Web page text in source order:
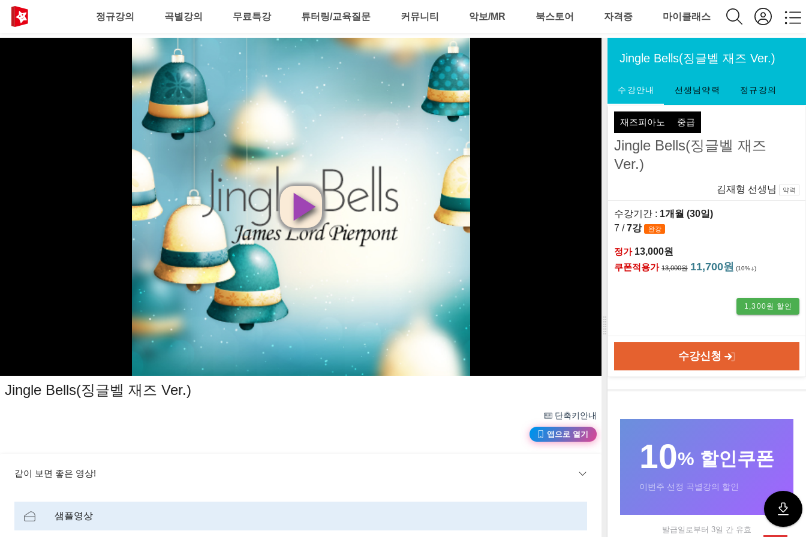
정규강의 곡별강의 무료특강 튜터링/교육질문 커뮤니티 악보/MR 북스토어 자격증 마이클래스
영
재
생
Jingle Bells(징글벨 재즈 Ver.)
단축키안내
앱으로 열기
같이 보면 좋은 영상!
샘플영상
Jingle Bells(징글벨 재즈 Ver.)
수강안내 선생님약력 정규강의
재즈피아노 중급
Jingle Bells(징글벨 재즈
Ver.)
김재형 선생님 약력
수강기간 : 1개월 (30일)
7 /7강 완강
정가 13,000원
쿠폰적용가 13,000원 11,700원 (10% )
1,300원 할인
수강신청
10% 할인쿠폰
이번주 선정 곡별강의 할인
발급일로부터 3일 간 유효